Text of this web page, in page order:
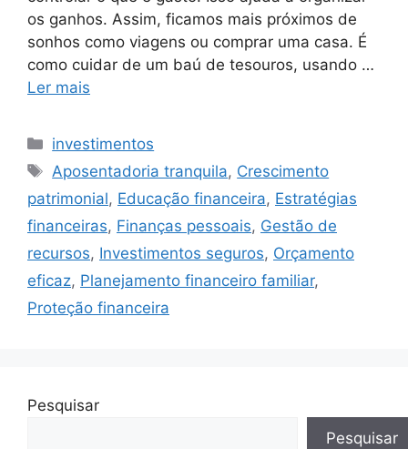
os ganhos. Assim, ficamos mais próximos de
sonhos como viagens ou comprar uma casa. É
como cuidar de um baú de tesouros, usando …
Ler mais
Categorias
investimentos
Tags
Aposentadoria tranquila, Crescimento
patrimonial, Educação financeira, Estratégias
financeiras, Finanças pessoais, Gestão de
recursos, Investimentos seguros, Orçamento
eficaz, Planejamento financeiro familiar,
Proteção financeira
Pesquisar
Pesquisar